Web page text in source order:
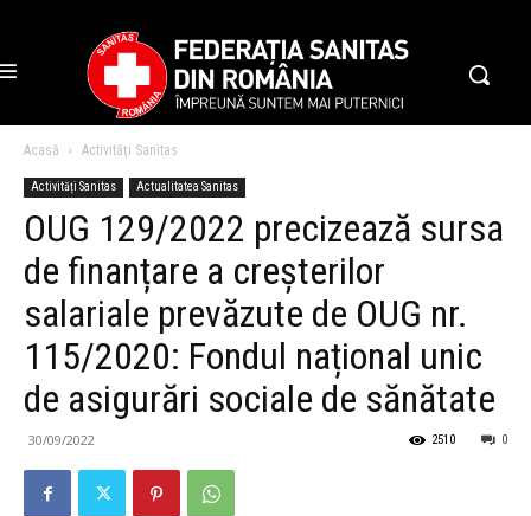
Acasă Activități Sanitas
Activități Sanitas Actualitatea Sanitas
OUG 129/2022 precizează sursa
de finanțare a creșterilor
salariale prevăzute de OUG nr.
115/2020: Fondul național unic
de asigurări sociale de sănătate
30/09/2022 0
2510